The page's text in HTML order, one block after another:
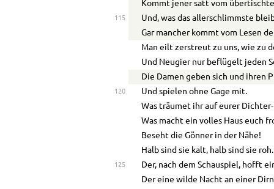
Kommt jener satt vom
115
Und, was das allerschlimmste
Gar mancher kommt vom Lesen
Man eilt zerstreut zu uns, wie zu
Und Neugier nur beflügelt jeden
Die Damen geben sich und ihren
120
Und spielen ohne Gage mit.
Was träumet ihr auf eurer
Was macht ein volles Haus euch
Beseht die Gönner in der Nähe!
Halb sind sie kalt, halb sind sie roh.
125
Der, nach dem Schauspiel, hofft
Der eine wilde Nacht an einer